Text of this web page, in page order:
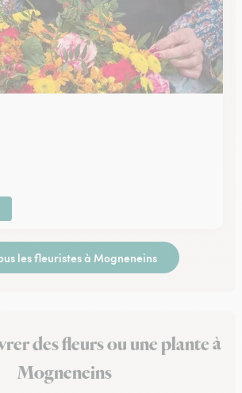
les fleuristes à Mogneneins
des fleurs ou une plante à
Mogneneins